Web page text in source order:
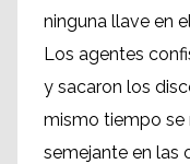
ninguna llave en
Los agentes
y sacaron los
mismo tiempo se
semejante en las